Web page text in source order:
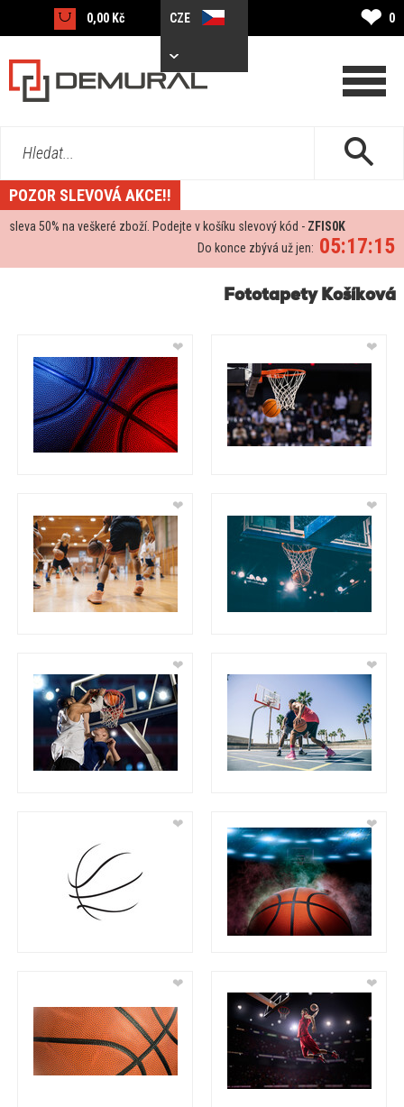
0,00 Kč CZE ❤ 0
Hledat...
POZOR SLEVOVÁ AKCE!!
sleva 50% na veškeré zboží. Podejte v košíku slevový kód - ZFIS0K
05:17:14
Do konce zbývá už jen:
Fototapety Košíková
❤ ❤
❤ ❤
❤ ❤
❤ ❤
❤ ❤